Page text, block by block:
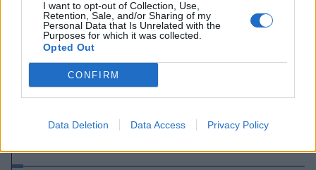
I want to opt-out of Collection, Use,
Retention, Sale, and/or Sharing of my
Personal Data that Is Unrelated with the
Purposes for which it was collected.
Opted Out
CONFIRM
Data Deletion Data Access Privacy Policy
2026. augusztus 07., péntek
Meddig használható még a régi